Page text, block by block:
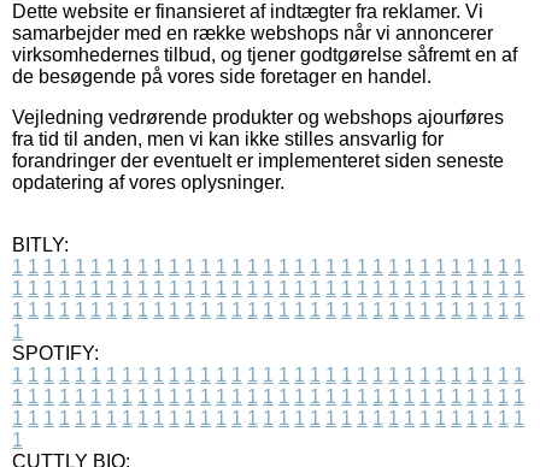
Dette website er finansieret af indtægter fra reklamer. Vi
samarbejder med en række webshops når vi annoncerer
virksomhedernes tilbud, og tjener godtgørelse såfremt en af
de besøgende på vores side foretager en handel.
Vejledning vedrørende produkter og webshops ajourføres
fra tid til anden, men vi kan ikke stilles ansvarlig for
forandringer der eventuelt er implementeret siden seneste
opdatering af vores oplysninger.
BITLY:
1 1 1 1 1 1 1 1 1 1 1 1 1 1 1 1 1 1 1 1 1 1 1 1 1 1 1 1 1 1 1 1 1
1 1 1 1 1 1 1 1 1 1 1 1 1 1 1 1 1 1 1 1 1 1 1 1 1 1 1 1 1 1 1 1 1
1 1 1 1 1 1 1 1 1 1 1 1 1 1 1 1 1 1 1 1 1 1 1 1 1 1 1 1 1 1 1 1 1
1
SPOTIFY:
1 1 1 1 1 1 1 1 1 1 1 1 1 1 1 1 1 1 1 1 1 1 1 1 1 1 1 1 1 1 1 1 1
1 1 1 1 1 1 1 1 1 1 1 1 1 1 1 1 1 1 1 1 1 1 1 1 1 1 1 1 1 1 1 1 1
1 1 1 1 1 1 1 1 1 1 1 1 1 1 1 1 1 1 1 1 1 1 1 1 1 1 1 1 1 1 1 1 1
1
CUTTLY BIO: